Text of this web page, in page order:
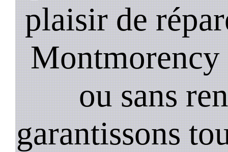
plaisir de
Montmorency
ou sans
garantissons